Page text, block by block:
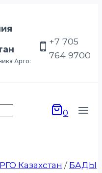
Арго:
+7 705
764 9700
0
Казахстан / БАДЫ